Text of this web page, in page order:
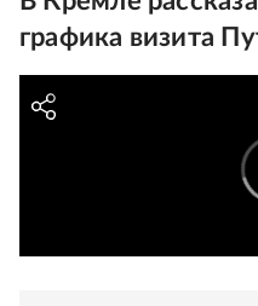
графика визита